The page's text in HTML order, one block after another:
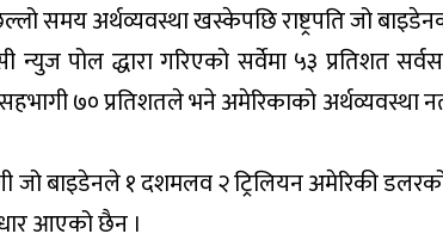
समय अर्थव्यवस्था खस्केपछि राष्ट्रपति जो
न्युज पोल द्धारा गरिएको सर्वेमा ५३ प्रतिशत
सहभागी ७० प्रतिशतले भने अमेरिकाको अर्थव्यवस्था
जो बाइडेनले १ दशमलव २ ट्रिलियन अमेरिकी
आएको छैन ।